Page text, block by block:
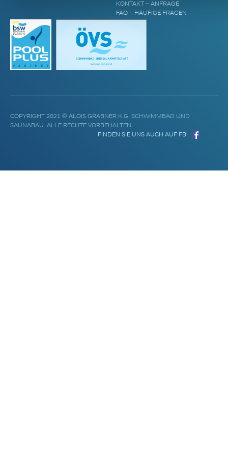
KONTAKT – ANFRAGE
FAQ – HÄUFIGE FRAGEN
COPYRIGHT 2021 © ALOIS GRABNER K.G. SCHWIMMBAD UND
SAUNABAU. ALLE RECHTE VORBEHALTEN.
FINDEN SIE UNS AUCH AUF FB!